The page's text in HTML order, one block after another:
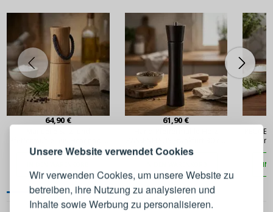
Unsere Website verwendet Cookies
Wir verwenden Cookies, um unsere Website zu
betreiben, ihre Nutzung zu analysieren und
Inhalte sowie Werbung zu personalisieren.
64,90 €
ADHOC Yaso 17 cm
61,90 €
dunkelbraun
-
IN
ANMELDEN REGISTRIEREN
Melden Sie sich bei Ihrem
E-Mail-Adresse